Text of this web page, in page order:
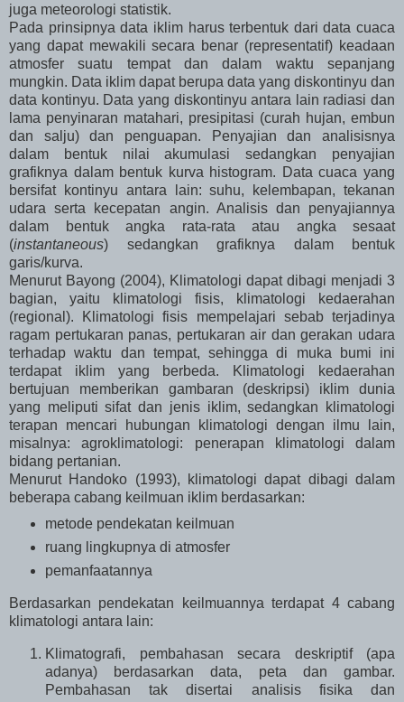
juga meteorologi statistik.
Pada prinsipnya data iklim harus terbentuk dari data cuaca
yang dapat mewakili secara benar (representatif) keadaan
atmosfer suatu tempat dan dalam waktu sepanjang
mungkin. Data iklim dapat berupa data yang diskontinyu dan
data kontinyu. Data yang diskontinyu antara lain radiasi dan
lama penyinaran matahari, presipitasi (curah hujan, embun
dan salju) dan penguapan. Penyajian dan analisisnya
dalam bentuk nilai akumulasi sedangkan penyajian
grafiknya dalam bentuk kurva histogram. Data cuaca yang
bersifat kontinyu antara lain: suhu, kelembapan, tekanan
udara serta kecepatan angin. Analisis dan penyajiannya
dalam bentuk angka rata-rata atau angka sesaat
(instantaneous) sedangkan grafiknya dalam bentuk
garis/kurva.
Menurut Bayong (2004), Klimatologi dapat dibagi menjadi 3
bagian, yaitu klimatologi fisis, klimatologi kedaerahan
(regional). Klimatologi fisis mempelajari sebab terjadinya
ragam pertukaran panas, pertukaran air dan gerakan udara
terhadap waktu dan tempat, sehingga di muka bumi ini
terdapat iklim yang berbeda. Klimatologi kedaerahan
bertujuan memberikan gambaran (deskripsi) iklim dunia
yang meliputi sifat dan jenis iklim, sedangkan klimatologi
terapan mencari hubungan klimatologi dengan ilmu lain,
misalnya: agroklimatologi: penerapan klimatologi dalam
bidang pertanian.
Menurut Handoko (1993), klimatologi dapat dibagi dalam
beberapa cabang keilmuan iklim berdasarkan:
metode pendekatan keilmuan
ruang lingkupnya di atmosfer
pemanfaatannya
Berdasarkan pendekatan keilmuannya terdapat 4 cabang
klimatologi antara lain:
Klimatografi, pembahasan secara deskriptif (apa
adanya) berdasarkan data, peta dan gambar.
Pembahasan tak disertai analisis fisika dan